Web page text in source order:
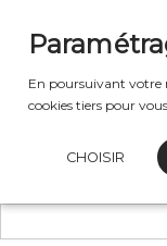
En poursuivant votre
cookies tiers pour
CHOISIR